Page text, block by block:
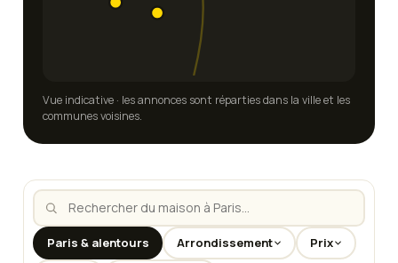
Vue indicative · les annonces sont réparties dans la ville et les
communes voisines.
Paris & alentours Arrondissement Prix